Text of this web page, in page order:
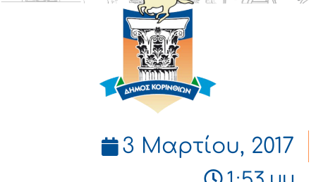
3 Μαρτίου, 2017